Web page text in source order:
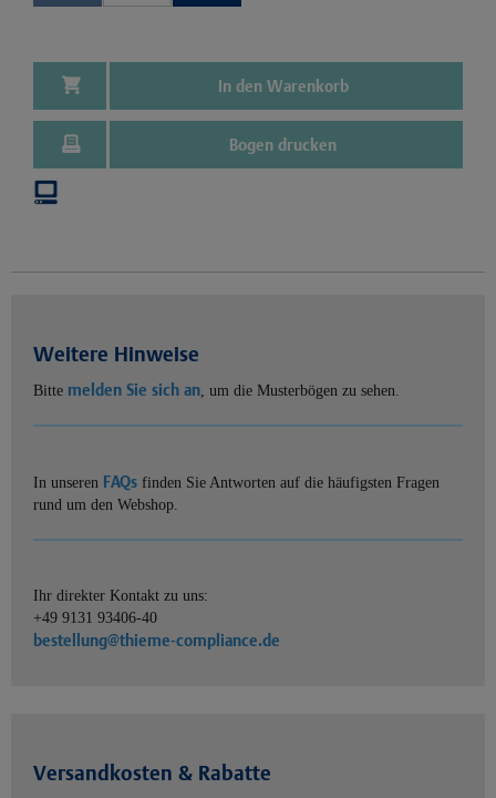
In den Warenkorb
Bogen drucken
Weitere Hinweise
Bitte melden Sie sich an, um die Musterbögen zu sehen.
In unseren FAQs finden Sie Antworten auf die häufigsten Fragen
rund um den Webshop.
Ihr direkter Kontakt zu uns:
+49 9131 93406-40
bestellung@thieme-compliance.de
Versandkosten & Rabatte